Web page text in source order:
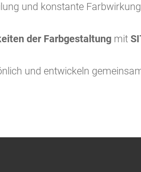
und konstante
der Farbgestaltung mit
und entwickeln